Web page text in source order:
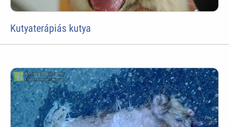
Kutyaterápiás kutya